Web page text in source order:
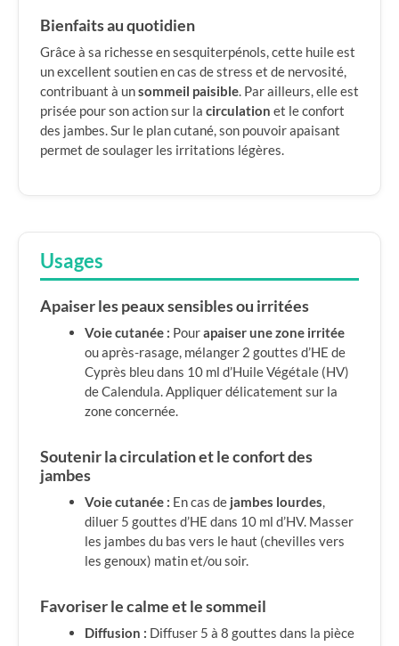
Bienfaits au quotidien
Grâce à sa richesse en sesquiterpénols, cette huile est
un excellent soutien en cas de stress et de nervosité,
contribuant à unsommeil paisible. Par ailleurs, elle est
prisée pour son action sur la circulation et le confort
des jambes. Sur le plan cutané, son pouvoir apaisant
permet de soulager les irritations légères.
Usages
Apaiser les peaux sensibles ou irritées
Voie cutanée : Pourapaiser une zone irritée
ou après-rasage, mélanger 2 gouttes d’HE de
Cyprès bleu dans 10 ml d’Huile Végétale (HV)
de Calendula. Appliquer délicatement sur la
zone concernée.
Soutenir la circulation et le confort des
jambes
Voie cutanée : En cas de jambes lourdes,
diluer 5 gouttes d’HE dans 10 ml d’HV. Masser
les jambes du bas vers le haut (chevilles vers
les genoux) matin et/ou soir.
Favoriser le calme et le sommeil
Diffusion : Diffuser 5 à 8 gouttes dans la pièce